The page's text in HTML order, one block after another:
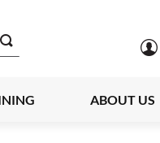
ABOUT US